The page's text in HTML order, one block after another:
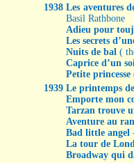
1938 Les aventures
Basil Rathbone
Adieu pour
Les secrets
Nuits de bal (
Caprice d’un
Petite princesse
1939 Le printemps
Emporte mon
Tarzan trouve
Aventure au
Bad little angel
La tour de
Broadway qui